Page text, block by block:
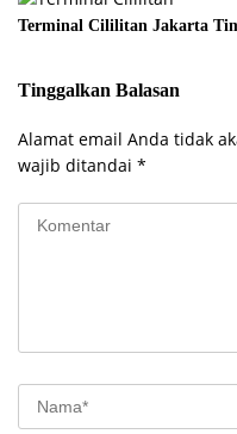
Terminal Cililitan Jakarta
Tinggalkan Balasan
Alamat email Anda tidak
wajib ditandai *